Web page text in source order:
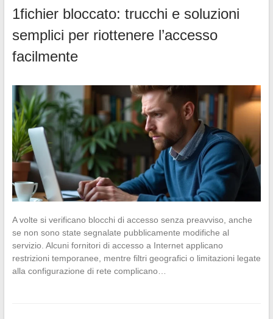
1fichier bloccato: trucchi e soluzioni
semplici per riottenere l’accesso
facilmente
A volte si verificano blocchi di accesso senza preavviso, anche
se non sono state segnalate pubblicamente modifiche al
servizio. Alcuni fornitori di accesso a Internet applicano
restrizioni temporanee, mentre filtri geografici o limitazioni legate
alla configurazione di rete complicano…